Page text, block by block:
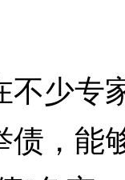
少专
债，能